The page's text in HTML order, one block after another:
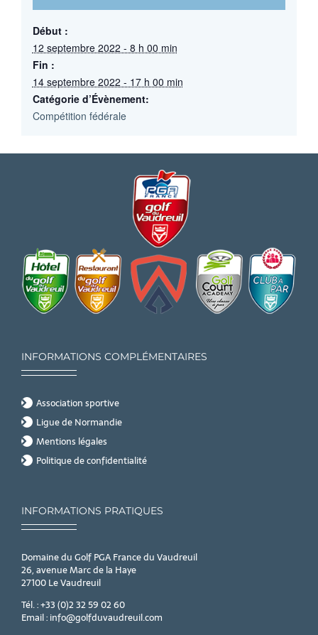
Début :
12 septembre 2022 - 8 h 00 min
Fin :
14 septembre 2022 - 17 h 00 min
Catégorie d’Évènement:
Compétition fédérale
INFORMATIONS COMPLÉMENTAIRES
Association sportive
Ligue de Normandie
Mentions légales
Politique de confidentialité
INFORMATIONS PRATIQUES
Domaine du Golf PGA France du Vaudreuil
26, avenue Marc de la Haye
27100 Le Vaudreuil
Tél. : +33 (0)2 32 59 02 60
Email : info@golfduvaudreuil.com